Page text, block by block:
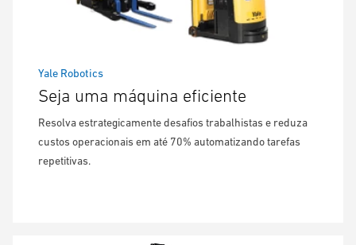
Yale Robotics
Seja uma máquina eficiente
Resolva estrategicamente desafios trabalhistas e reduza
custos operacionais em até 70% automatizando tarefas
repetitivas.